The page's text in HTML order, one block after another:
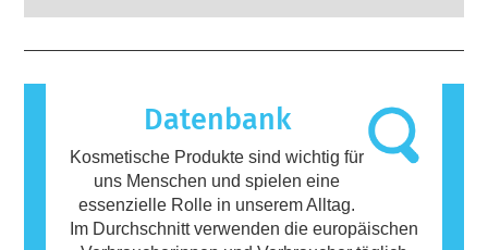
Körperpflegeprodukte können Inhaltsstoffe
enthalten, die bei manchen Menschen eine
Allergie auslösen können. Das bedeutet
jedoch nicht, dass das Produkt für andere
Personen nicht sicher ist.
Datenbank
Kosmetische Produkte sind wichtig für
uns Menschen und spielen eine
essenzielle Rolle in unserem Alltag.
Im Durchschnitt verwenden die europäischen